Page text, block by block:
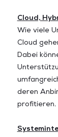
Cloud,
Wie viele
Cloud
Dabei
deren
profitieren.